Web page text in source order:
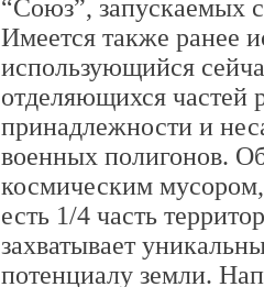
“Союз”, запускаемых
Имеется также ранее
использующийся
отделяющихся частей
принадлежности и
военных полигонов.
космическим
есть 1/4 часть
захватывает
потенциалу земли.